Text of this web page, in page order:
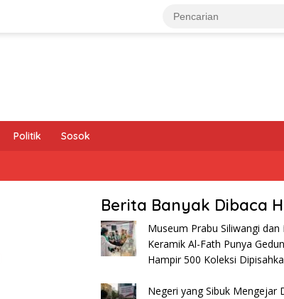
Politik Sosok
Berita Banyak Dibaca
Museum Prabu Siliwangi dan
Keramik Al-Fath Punya
Hampir 500 Koleksi
Negeri yang Sibuk Mengejar